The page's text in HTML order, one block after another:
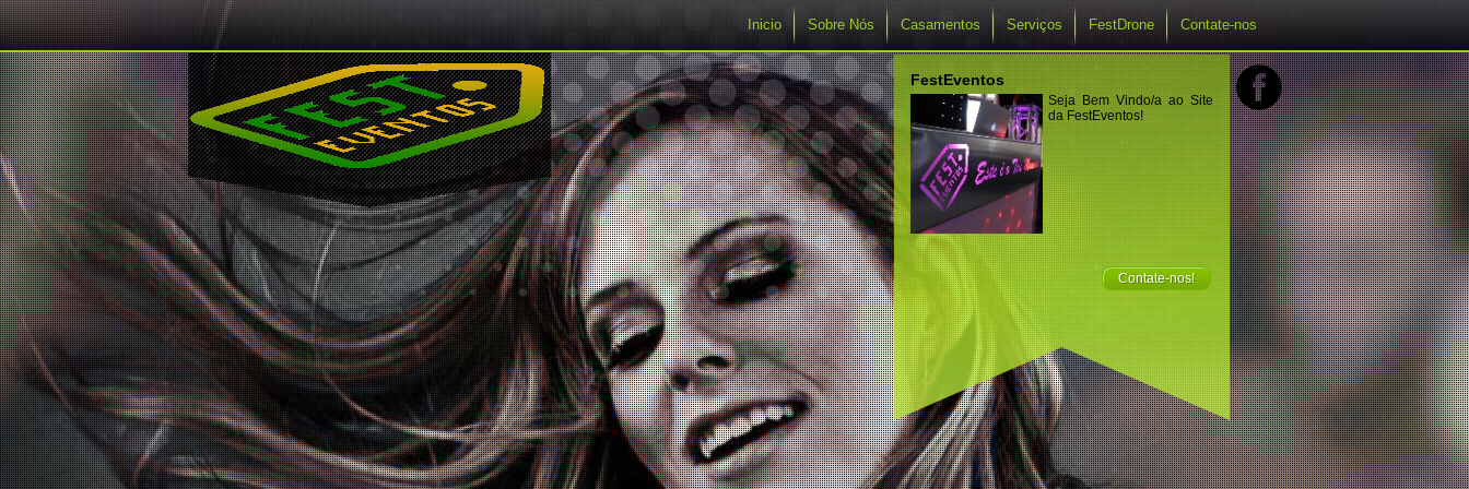
FestEventos
Seja Bem Vindo/a ao Site
da FestEventos!
Contate-nos!
Inicio Sobre Nós Casamentos Serviços FestDrone Contate-nos